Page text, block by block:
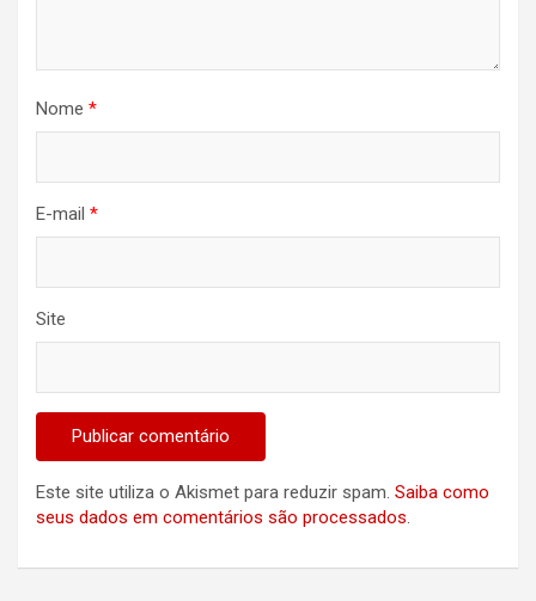
Nome *
E-mail *
Site
Este site utiliza o Akismet para reduzir spam. Saiba como
seus dados em comentários são processados.